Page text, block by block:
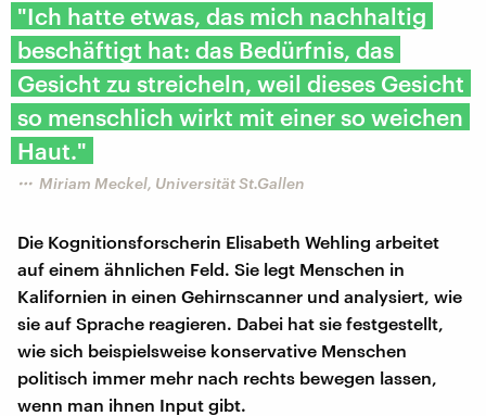
"Ich hatte etwas, das mich nachhaltig
beschäftigt hat: das Bedürfnis, das
Gesicht zu streicheln, weil dieses Gesicht
so menschlich wirkt mit einer so weichen
Haut."
Miriam Meckel, Universität St.Gallen
Die Kognitionsforscherin Elisabeth Wehling arbeitet
auf einem ähnlichen Feld. Sie legt Menschen in
Kalifornien in einen Gehirnscanner und analysiert, wie
sie auf Sprache reagieren. Dabei hat sie festgestellt,
wie sich beispielsweise konservative Menschen
politisch immer mehr nach rechts bewegen lassen,
wenn man ihnen Input gibt.